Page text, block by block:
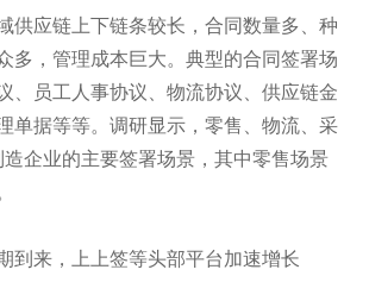
供应链上下链条较长，合同数量多、种
多，管理成本巨大。典型的合同签署场
、员工人事协议、物流协议、供应链金
单据等等。调研显示，零售、物流、采
企业的主要签署场景，其中零售场景